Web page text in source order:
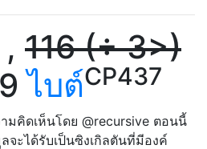
, 116 (÷ 3>)
ไบต์CP437
มคิดเห็นโดย @recursive ตอนนี้
จะได้รับเป็นซิงเกิลตันที่มีองค์